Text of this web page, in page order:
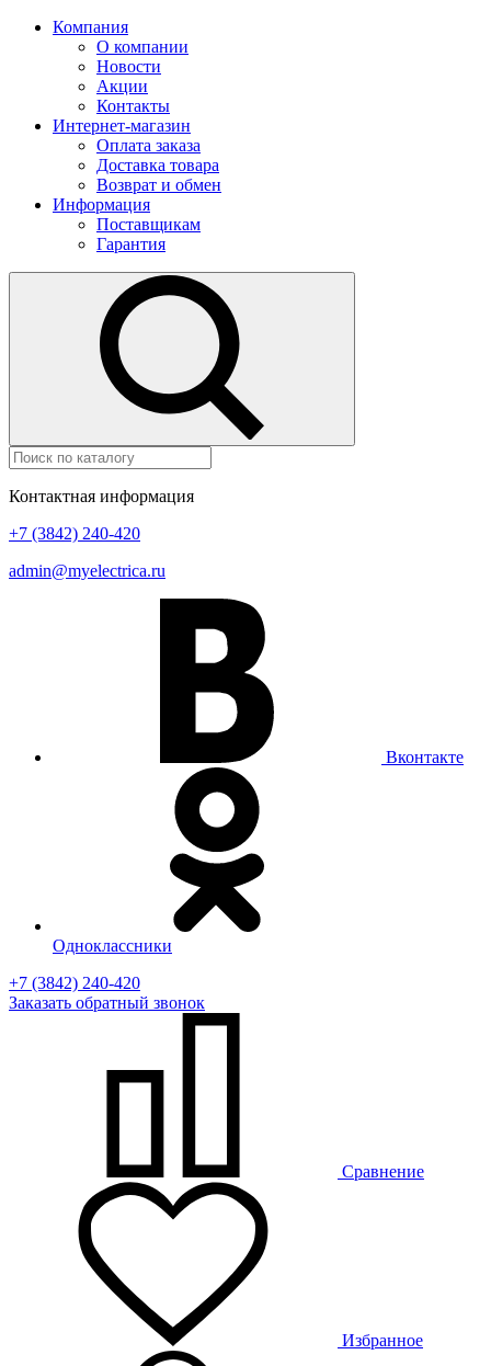
Компания
О компании
Новости
Акции
Контакты
Интернет-магазин
Оплата заказа
Доставка товара
Возврат и обмен
Информация
Поставщикам
Гарантия
Контактная информация
+7 (3842) 240-420
admin@myelectrica.ru
Вконтакте
Одноклассники
+7 (3842) 240-420
Заказать обратный звонок
Сравнение
Избранное